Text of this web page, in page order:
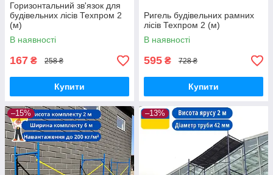
Горизонтальний зв'язок для
будівельних лісів Техпром 2
(м)
В наявності
167 ₴ 258 ₴
Купити
Ригель будівельних рамних
лісів Техпром 2 (м)
В наявності
595 ₴ 728 ₴
Купити
–15% –13%